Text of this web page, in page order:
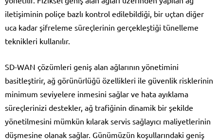
iletişiminin poliçe bazlı kontrol edilebildiği, bir uçtan diğer
uca kadar şifreleme süreçlerinin gerçekleştiği tünelleme
teknikleri kullanılır.
SD-WAN çözümleri geniş alan ağlarının yönetimini
basitleştirir, ağ görünürlüğü özellikleri ile güvenlik risklerinin
minimum seviyelere inmesini sağlar ve hata ayıklama
süreçlerinizi destekler, ağ trafiğinin dinamik bir şekilde
yönetilmesini mümkün kılarak servis sağlayıcı maliyetlerinin
düşmesine olanak sağlar. Günümüzün koşullarındaki geniş